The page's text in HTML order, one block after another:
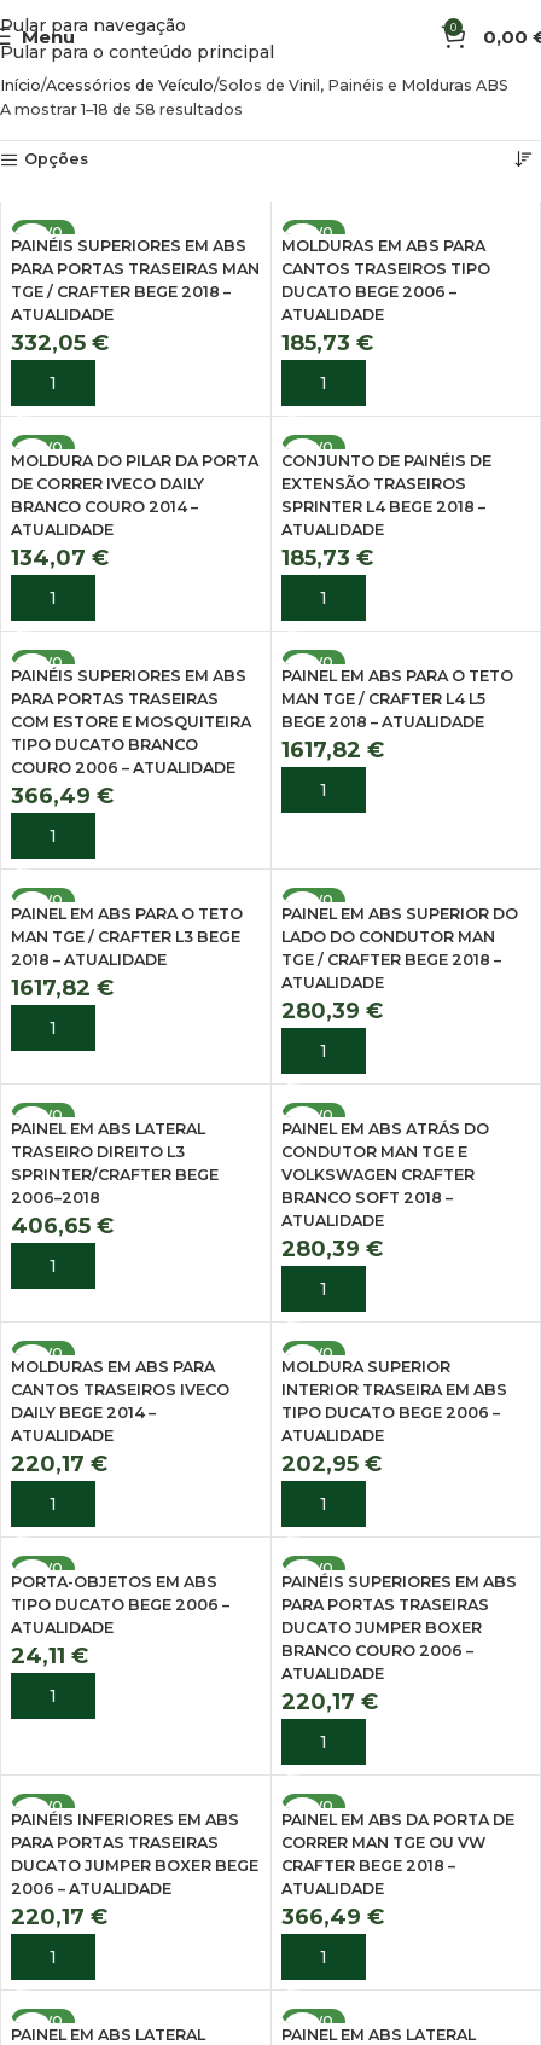
Pular para navegação
Pular para o conteúdo principal
Menu 0 0,00
Início Acessórios de Veículo Solos de Vinil, Painéis e Molduras ABS
A mostrar 1–18 de 58 resultados
Opções
NOVO
PAINÉIS SUPERIORES EM ABS
PARA PORTAS TRASEIRAS MAN
TGE / CRAFTER BEGE 2018 –
ATUALIDADE
332,05 €
ADICIONAR
NOVO
MOLDURAS EM ABS PARA
CANTOS TRASEIROS TIPO
DUCATO BEGE 2006 –
ATUALIDADE
185,73 €
ADICIONAR
NOVO
MOLDURA DO PILAR DA PORTA
DE CORRER IVECO DAILY
BRANCO COURO 2014 –
ATUALIDADE
134,07 €
ADICIONAR
NOVO
CONJUNTO DE PAINÉIS DE
EXTENSÃO TRASEIROS
SPRINTER L4 BEGE 2018 –
ATUALIDADE
185,73 €
ADICIONAR
NOVO
PAINÉIS SUPERIORES EM ABS
PARA PORTAS TRASEIRAS
COM ESTORE E MOSQUITEIRA
TIPO DUCATO BRANCO
COURO 2006 – ATUALIDADE
366,49 €
ADICIONAR
NOVO
PAINEL EM ABS PARA O TETO
MAN TGE / CRAFTER L4 L5
BEGE 2018 – ATUALIDADE
1617,82 €
ADICIONAR
NOVO
PAINEL EM ABS PARA O TETO
MAN TGE / CRAFTER L3 BEGE
2018 – ATUALIDADE
1617,82 €
ADICIONAR
NOVO
PAINEL EM ABS SUPERIOR DO
LADO DO CONDUTOR MAN
TGE / CRAFTER BEGE 2018 –
ATUALIDADE
280,39 €
ADICIONAR
NOVO
PAINEL EM ABS LATERAL
TRASEIRO DIREITO L3
SPRINTER/CRAFTER BEGE
2006–2018
406,65 €
ADICIONAR
NOVO
PAINEL EM ABS ATRÁS DO
CONDUTOR MAN TGE E
VOLKSWAGEN CRAFTER
BRANCO SOFT 2018 –
ATUALIDADE
280,39 €
ADICIONAR
NOVO
MOLDURAS EM ABS PARA
CANTOS TRASEIROS IVECO
DAILY BEGE 2014 –
ATUALIDADE
220,17 €
ADICIONAR
NOVO
MOLDURA SUPERIOR
INTERIOR TRASEIRA EM ABS
TIPO DUCATO BEGE 2006 –
ATUALIDADE
202,95 €
ADICIONAR
NOVO
PORTA-OBJETOS EM ABS
TIPO DUCATO BEGE 2006 –
ATUALIDADE
24,11 €
ADICIONAR
NOVO
PAINÉIS SUPERIORES EM ABS
PARA PORTAS TRASEIRAS
DUCATO JUMPER BOXER
BRANCO COURO 2006 –
ATUALIDADE
220,17 €
ADICIONAR
NOVO
PAINÉIS INFERIORES EM ABS
PARA PORTAS TRASEIRAS
DUCATO JUMPER BOXER BEGE
2006 – ATUALIDADE
220,17 €
ADICIONAR
NOVO
PAINEL EM ABS DA PORTA DE
CORRER MAN TGE OU VW
CRAFTER BEGE 2018 –
ATUALIDADE
366,49 €
ADICIONAR
NOVO
PAINEL EM ABS LATERAL
NOVO
PAINEL EM ABS LATERAL